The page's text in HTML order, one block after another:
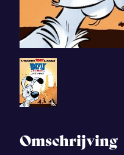
Omschrijving